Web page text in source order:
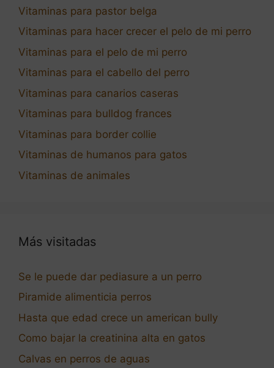
Vitaminas para pastor belga
Vitaminas para hacer crecer el pelo de mi perro
Vitaminas para el pelo de mi perro
Vitaminas para el cabello del perro
Vitaminas para canarios caseras
Vitaminas para bulldog frances
Vitaminas para border collie
Vitaminas de humanos para gatos
Vitaminas de animales
Más visitadas
Se le puede dar pediasure a un perro
Piramide alimenticia perros
Hasta que edad crece un american bully
Como bajar la creatinina alta en gatos
Calvas en perros de aguas